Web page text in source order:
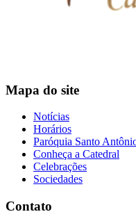
Mapa do site
Notícias
Horários
Paróquia Santo
Conheça a Catedral
Celebrações
Sociedades
Contato